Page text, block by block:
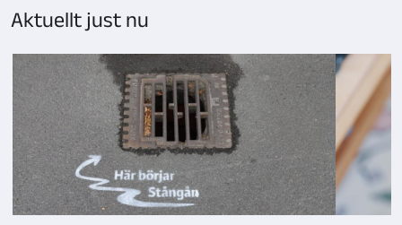
kort
1–
Aktuellt just nu